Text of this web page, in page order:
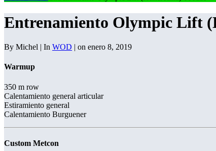
Entrenamiento Olympic Lift
By Michel | In WOD | on enero 8, 2019
Warmup
350 m row
Calentamiento general articular
Estiramiento general
Calentamiento Burguener
Custom Metcon